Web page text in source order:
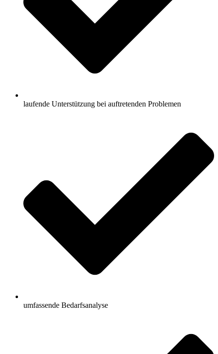
laufende Unterstützung bei auftretenden Problemen
umfassende Bedarfsanalyse